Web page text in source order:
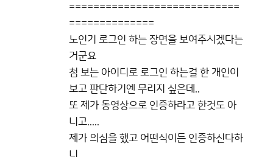
============================
==============
노인기 로그인 하는 장면을 보여주시겠다는
거군요
첨 보는 아이디로 로그인 하는걸 한 개인이
보고 판단하기엔 무리지 싶은데..
또 제가 동영상으로 인증하라고 한것도 아
니고.....
제가 의심을 했고 어떤식이든 인증하신다하
니...